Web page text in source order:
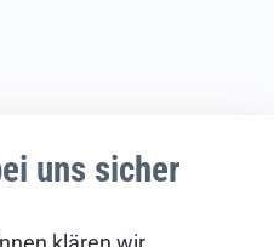
uns sicher